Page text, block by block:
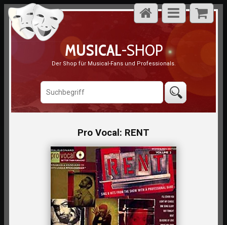
MUSICAL-SHOP
Der Shop für Musical-Fans und Professionals.
Pro Vocal: RENT